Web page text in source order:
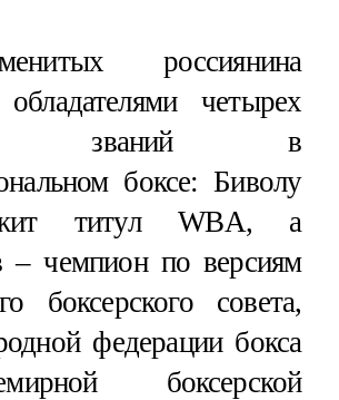
россиянина
четырех
званий в
боксе: Биволу
титул WBA, а
– чемпион по версиям
боксерского совета,
федерации бокса
боксерской